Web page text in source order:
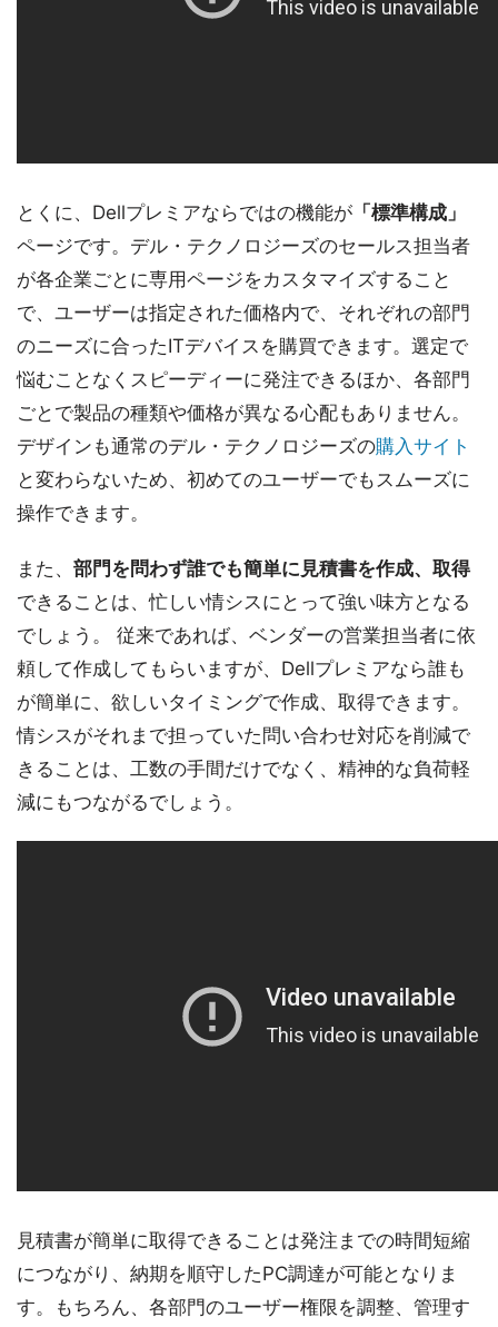
とくに、Dellプレミアならではの機能が 「標準構成」
ページです。デル・テクノロジーズのセールス担当者
が各企業ごとに専用ページをカスタマイズすること
で、ユーザーは指定された価格内で、それぞれの部門
のニーズに合ったITデバイスを購買できます。選定で
悩むことなくスピーディーに発注できるほか、各部門
ごとで製品の種類や価格が異なる心配もありません。
デザインも通常のデル・テクノロジーズの購入サイト
と変わらないため、初めてのユーザーでもスムーズに
操作できます。
また、 部門を問わず誰でも簡単に見積書を作成、取得
できることは、忙しい情シスにとって強い味方となる
でしょう。 従来であれば、ベンダーの営業担当者に依
頼して作成してもらいますが、Dellプレミアなら誰も
が簡単に、欲しいタイミングで作成、取得できます。
情シスがそれまで担っていた問い合わせ対応を削減で
きることは、工数の手間だけでなく、精神的な負荷軽
減にもつながるでしょう。
見積書が簡単に取得できることは発注までの時間短縮
につながり、納期を順守したPC調達が可能となりま
す。もちろん、各部門のユーザー権限を調整、管理す